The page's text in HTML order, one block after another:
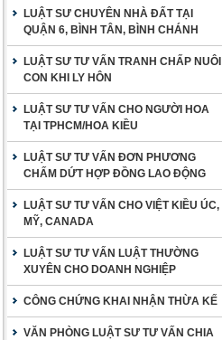
LUẬT SƯ CHUYÊN NHÀ ĐẤT TẠI
QUẬN 6, BÌNH TÂN, BÌNH CHÁNH
LUẬT SƯ TƯ VẤN TRANH CHẤP NUÔI
CON KHI LY HÔN
LUẬT SƯ TƯ VẤN CHO NGƯỜI HOA
TẠI TPHCM/HOA KIỀU
LUẬT SƯ TƯ VẤN ĐƠN PHƯƠNG
CHẤM DỨT HỢP ĐỒNG LAO ĐỘNG
LUẬT SƯ TƯ VẤN CHO VIỆT KIỀU ÚC,
MỸ, CANADA
LUẬT SƯ TƯ VẤN LUẬT THƯỜNG
XUYÊN CHO DOANH NGHIỆP
CÔNG CHỨNG KHAI NHẬN THỪA KẾ
VĂN PHÒNG LUẬT SƯ TƯ VẤN CHIA